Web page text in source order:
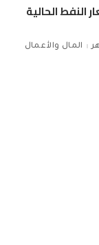
النفط الحالية
المال والأعمال